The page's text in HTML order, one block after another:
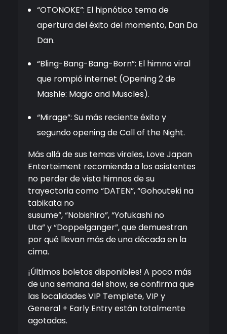
“OTONOKE”: El hipnótico tema de
apertura del éxito del momento, Dan Da
Dan.
“Bling-Bang-Bang-Born”: El himno viral
que rompió internet (Opening 2 de
Mashle: Magic and Muscles).
“Mirage”: Su más reciente éxito y
segundo opening de Call of the Night.
Más allá de sus temas virales, Love Japan
Enterteiment recomienda a los asistentes
no perder de vista himnos de su
trayectoria como “DATEN”, “Gohouteki na
tabikata no
susume”, “Nobishiro”, “Yofukashi no
Uta” y “Doppelganger”, que demuestran
por qué llevan más de una década en la
cima.
¡Últimos boletos disponibles! A poco más
de una semana del show, se confirma que
las localidades VIP Templete, VIP y
General + Early Entry están totalmente
agotadas.